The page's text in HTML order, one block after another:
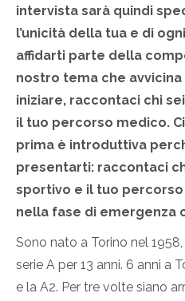
intervista sarà quindi
l’unicità della tua e di
affidarti parte della
nostro tema che
iniziare, raccontaci chi
il tuo percorso medico.
prima è introduttiva
presentarti: raccontaci
sportivo e il tuo
nella fase di emergenza
Sono nato a Torino nel
serie A per 13 anni. 6 anni a
e la A2. Per tre volte siano